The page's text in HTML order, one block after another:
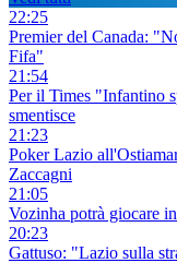
22:25
Premier del Canada:
Fifa"
21:54
Per il Times "Infantino
smentisce
21:23
Poker Lazio
Zaccagni
21:05
Vozinha potrà giocare
20:23
Gattuso: "Lazio sulla